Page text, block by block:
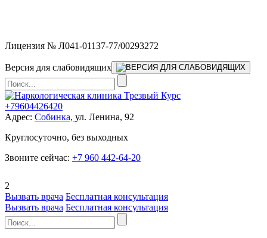
Лицензия № Л041-01137-77/00293272
Версия для слабовидящих
+79604426420
Адрес: Собинка, ул. Ленина, 92
Круглосуточно, без выходных
Звоните сейчас: +7 960 442-64-20
2
Вызвать врача Бесплатная консультация
Вызвать врача Бесплатная консультация